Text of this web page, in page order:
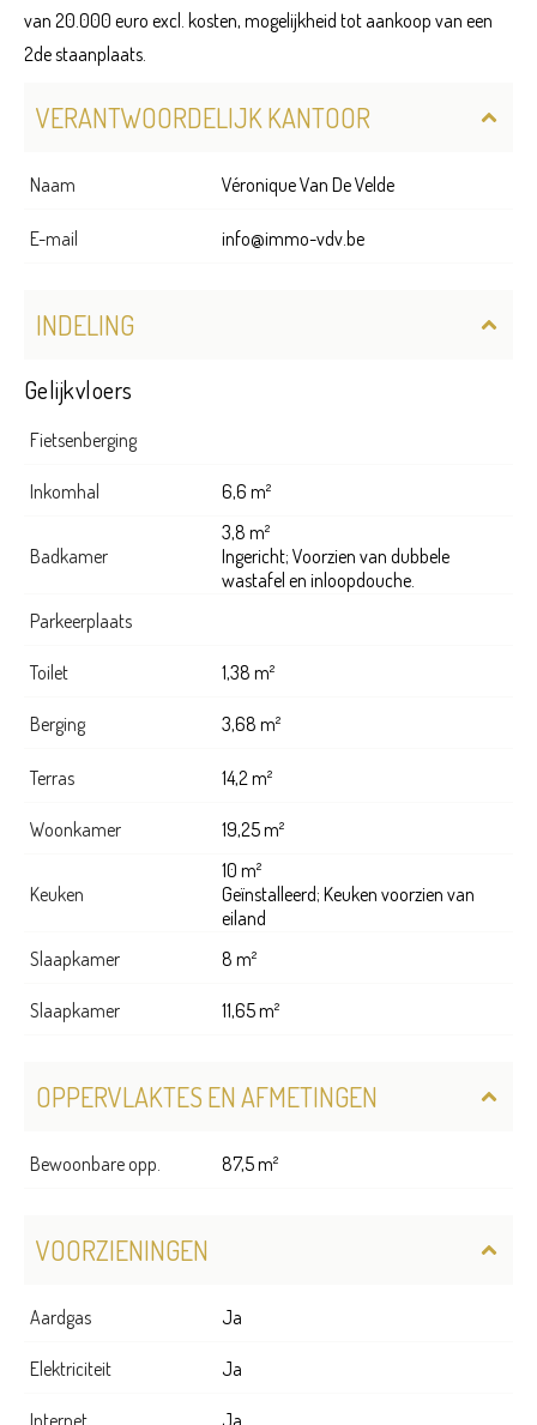
van 20.000 euro excl. kosten, mogelijkheid tot aankoop van een
2de staanplaats.
VERANTWOORDELIJK KANTOOR
Naam Véronique Van De Velde
E-mail info@immo-vdv.be
INDELING
Gelijkvloers
Fietsenberging
Inkomhal 6,6 m²
Badkamer
3,8 m²
Ingericht; Voorzien van dubbele
wastafel en inloopdouche.
Parkeerplaats
Toilet 1,38 m²
Berging 3,68 m²
Terras 14,2 m²
Woonkamer 19,25 m²
Keuken
10 m²
Geïnstalleerd; Keuken voorzien van
eiland
Slaapkamer
8 m²
Slaapkamer 11,65 m²
OPPERVLAKTES EN AFMETINGEN
Bewoonbare opp. 87,5 m²
VOORZIENINGEN
Aardgas Ja
Elektriciteit Ja
Internet Ja